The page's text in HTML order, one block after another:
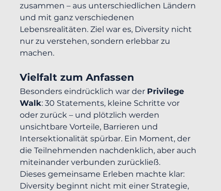
zusammen – aus unterschiedlichen Ländern
und mit ganz verschiedenen
Lebensrealitäten. Ziel war es, Diversity nicht
nur zu verstehen, sondern erlebbar zu
machen.
Vielfalt zum Anfassen
Besonders eindrücklich war der Privilege
Walk: 30 Statements, kleine Schritte vor
oder zurück – und plötzlich werden
unsichtbare Vorteile, Barrieren und
Intersektionalität spürbar. Ein Moment, der
die Teilnehmenden nachdenklich, aber auch
miteinander verbunden zurückließ.
Dieses gemeinsame Erleben machte klar:
Diversity beginnt nicht mit einer Strategie,